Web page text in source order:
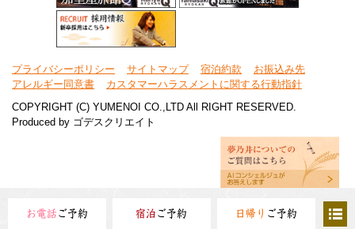
お電話 ご予約 宿泊 ご予約 日帰り ご予約
プライバシーポリシー サイトマップ 宿泊約款
お振込み先
アレルギー同意書
カスタマーハラスメントに関する行動指針
COPYRIGHT (C) YUMENOI CO.,LTD All RIGHT RESERVED.
Produced by ゴデスクリエイト